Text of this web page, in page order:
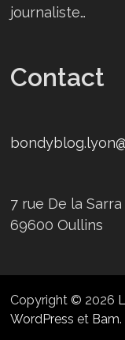
journaliste…
Contact
7 rue De la Sarra
69600 Oullins
Copyright © 2026
WordPress et Bam.